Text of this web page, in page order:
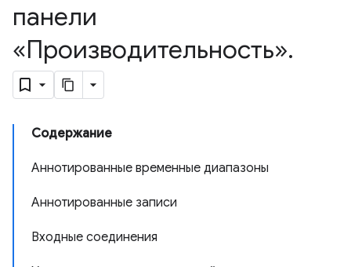
панели
«Производительность».
Содержание
Аннотированные временные диапазоны
Аннотированные записи
Входные соединения